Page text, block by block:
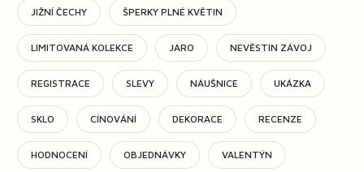
JIŽNÍ ČECHY ŠPERKY PLNÉ KVĚTIN
LIMITOVANÁ KOLEKCE JARO NEVĚSTIN ZÁVOJ
REGISTRACE SLEVY NÁUŠNICE UKÁZKA
SKLO CÍNOVÁNÍ DEKORACE RECENZE
HODNOCENÍ OBJEDNÁVKY VALENTÝN